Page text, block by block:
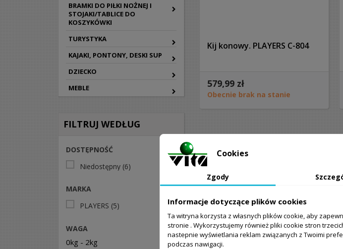
BRAMKI DO PIŁKI NOŻNEJ I
STOJAKI/TABLICE DO
KOSZYKÓWKI
TURYSTYKA
KAJAKI, PONTONY, DESKI SUP
DZIECKO
MEBLE
FILTRUJ WEDŁUG
DOSTĘPNOŚĆ
Niedostępny (6)
MARKA
PLAYERS (5)
WAGA
0kg - 2kg
Kij konowy. PLAYERS C-804
579,99 zł
Obecnie brak na stanie
Cookies
Zgody
Informacje dotyczące plików cookies
Ta witryna korzysta z własnych plików cookie, aby
stronie . Wykorzystujemy również pliki cookie stron
nastepnie wyświetlania reklam związanych z Twoimi
podczas nawigacji.